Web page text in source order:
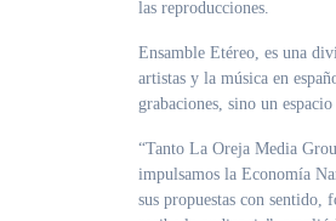
las reproducciones.
Ensamble Etéreo, es una
artistas y la música en
grabaciones, sino un
“Tanto La Oreja Media
impulsamos la Economía
sus propuestas con